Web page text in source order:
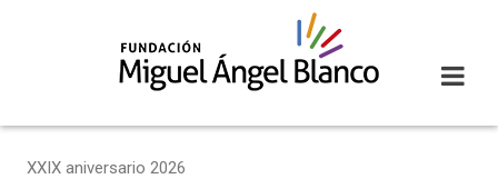
XXIX aniversario 2026